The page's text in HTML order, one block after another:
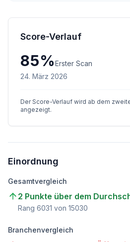
Score-Verlauf
85%Erster Scan
24. März 2026
Der Score-Verlauf wird ab dem
angezeigt.
Einordnung
Gesamtvergleich
2 Punkte über dem
Rang 6031 von 15030
Branchenvergleich